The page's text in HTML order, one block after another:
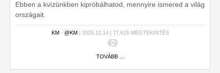
Ebben a kvízünkben kipróbálhatod, mennyire ismered a világ
országait.
KM - @KM | 2025.12.14 | 77,615 MEGTEKINTÉS
TOVÁBB ...